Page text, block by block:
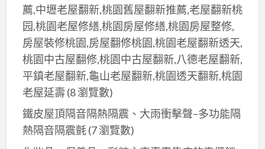
薦,中壢老屋翻新,桃園舊屋翻新推薦,老屋翻新桃
园,桃園老屋修繕,桃園房屋修繕,桃園房屋整修,
房屋裝修桃園,房屋翻修桃園,桃園老屋翻新透天,
桃園中古屋翻修,桃園中古屋翻新,八德老屋翻新,
平鎮老屋翻新,龜山老屋翻新,桃園透天翻新,桃園
老屋延壽(8 瀏覽數)
鐵皮屋頂隔音隔熱隔震、大雨衝擊聲–多功能隔
熱隔音隔震氈(7 瀏覽數)